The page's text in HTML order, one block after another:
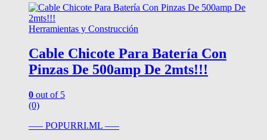
Herramientas y Construcción
Cable Chicote Para Batería Con
Pinzas De 500amp De 2mts!!!
0 out of 5
(0)
—– POPURRI.ML —–